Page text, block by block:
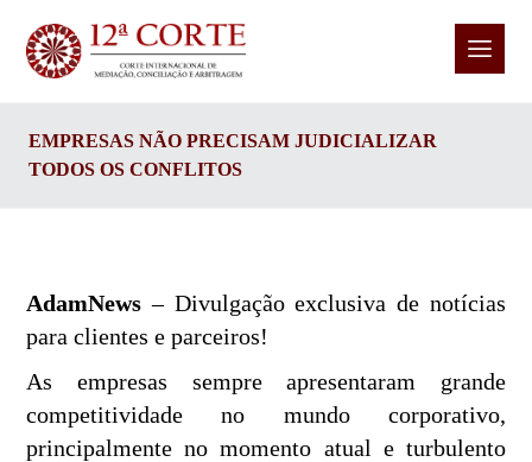
EMPRESAS NÃO PRECISAM JUDICIALIZAR
TODOS OS CONFLITOS
AdamNews – Divulgação exclusiva de notícias
para clientes e parceiros!
As empresas sempre apresentaram grande
competitividade no mundo corporativo,
principalmente no momento atual e turbulento